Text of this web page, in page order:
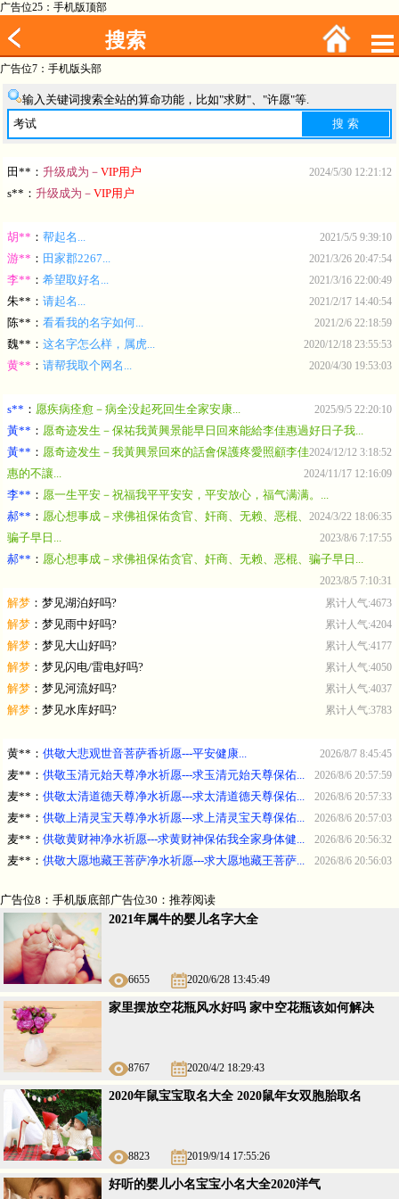
广告位25：手机版顶部
搜索
广告位7：手机版头部
输入关键词搜索全站的算命功能，比如"求财"、"许愿"等.
田**： 升级成为－ VIP用户 2024/5/30 12:21:12
s**： 升级成为－ VIP用户
胡** ： 帮起名... 2021/5/5 9:39:10
游** ： 田家郡2267... 2021/3/26 20:47:54
李** ： 希望取好名... 2021/3/16 22:00:49
朱** ： 请起名... 2021/2/17 14:40:54
陈** ： 看看我的名字如何... 2021/2/6 22:18:59
魏** ： 这名字怎么样，属虎... 2020/12/18 23:55:53
黄** ： 请帮我取个网名... 2020/4/30 19:53:03
s** ： 愿疾病痊愈－病全没起死回生全家安康... 2025/9/5 22:20:10
黃** ： 愿奇迹发生－保祐我黃興景能早日回來能給李佳惠過好日子我...
2024/12/12 3:18:52
黃** ： 愿奇迹发生－我黃興景回來的話會保護疼愛照顧李佳
惠的不讓...
2024/11/17 12:16:09
李** ： 愿一生平安－祝福我平平安安，平安放心，福气满满。...
2024/3/22 18:06:35
郝** ： 愿心想事成－求佛祖保佑贪官、奸商、无赖、恶棍、
骗子早日...
2023/8/6 7:17:55
郝** ： 愿心想事成－求佛祖保佑贪官、奸商、无赖、恶棍、骗子早日...
2023/8/5 7:10:31
解梦 ： 梦见湖泊好吗? 累计人气:4673
解梦 ： 梦见雨中好吗? 累计人气:4204
解梦 ： 梦见大山好吗? 累计人气:4177
解梦 ： 梦见闪电/雷电好吗? 累计人气:4050
解梦 ： 梦见河流好吗? 累计人气:4037
解梦 ： 梦见水库好吗? 累计人气:3783
黄** ： 供敬大悲观世音菩萨香祈愿---平安健康... 2026/8/7 8:45:45
麦** ： 供敬玉清元始天尊净水祈愿---求玉清元始天尊保佑... 2026/8/6 20:57:59
麦** ： 供敬太清道德天尊净水祈愿---求太清道德天尊保佑... 2026/8/6 20:57:33
麦** ： 供敬上清灵宝天尊净水祈愿---求上清灵宝天尊保佑... 2026/8/6 20:57:03
麦** ： 供敬黄财神净水祈愿---求黄财神保佑我全家身体健... 2026/8/6 20:56:32
麦** ： 供敬大愿地藏王菩萨净水祈愿---求大愿地藏王菩萨... 2026/8/6 20:56:03
广告位8：手机版底部广告位30：推荐阅读
2021年属牛的婴儿名字大全
6655 2020/6/28 13:45:49
家里摆放空花瓶风水好吗 家中空花瓶该如何解决
8767 2020/4/2 18:29:43
2020年鼠宝宝取名大全 2020鼠年女双胞胎取名
8823 2019/9/14 17:55:26
好听的婴儿小名宝宝小名大全2020洋气